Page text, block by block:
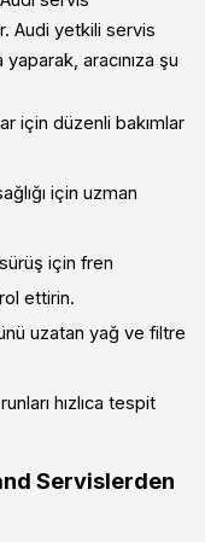
Audi yetkili servis
aracınıza şu
için düzenli bakımlar
için uzman
için fren
ettirin.
uzatan yağ ve filtre
hızlıca tespit
Servislerden